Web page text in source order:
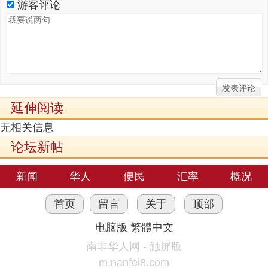
游客评论
延伸阅读
无相关信息
论坛新帖
新闻 华人 便民 汇率 概况
首页 留言 关于
顶部
电脑版 繁體中文
南非华人网 - 触屏版
m.nanfei8.com